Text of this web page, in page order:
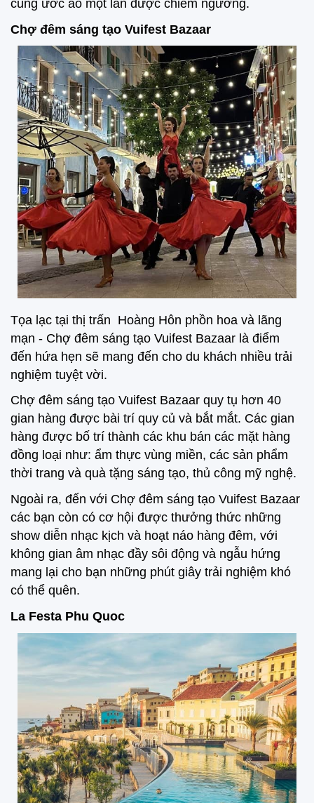
cũng ước ao một lần được chiêm ngưỡng.
Chợ đêm sáng tạo Vuifest Bazaar
Tọa lạc tại thị trấn Hoàng Hôn phồn hoa và lãng
mạn - Chợ đêm sáng tạo Vuifest Bazaar là điểm
đến hứa hẹn sẽ mang đến cho du khách nhiều trải
nghiệm tuyệt vời.
Chợ đêm sáng tạo Vuifest Bazaar quy tụ hơn 40
gian hàng được bài trí quy củ và bắt mắt. Các gian
hàng được bố trí thành các khu bán các mặt hàng
đồng loại như: ẩm thực vùng miền, các sản phẩm
thời trang và quà tặng sáng tạo, thủ công mỹ nghệ.
Ngoài ra, đến với Chợ đêm sáng tạo Vuifest Bazaar
các bạn còn có cơ hội được thưởng thức những
show diễn nhạc kịch và hoạt náo hàng đêm, với
không gian âm nhạc đầy sôi động và ngẫu hứng
mang lại cho bạn những phút giây trải nghiệm khó
có thể quên.
La Festa Phu Quoc